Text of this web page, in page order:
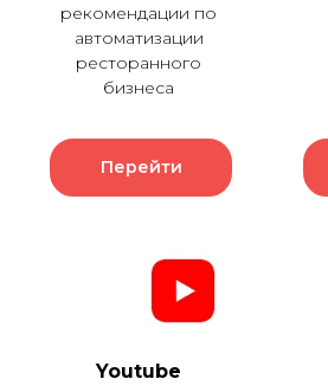
рекомендации по
автоматизации
ресторанного
бизнеса
Перейти
Youtube